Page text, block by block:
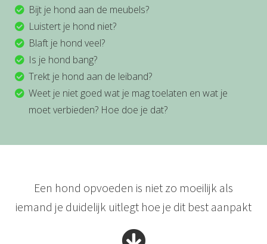
Bijt je hond aan de meubels?
Luistert je hond niet?
Blaft je hond veel?
Is je hond bang?
Trekt je hond aan de leiband?
Weet je niet goed wat je mag toelaten en wat je
moet verbieden? Hoe doe je dat?
Een hond opvoeden is niet zo moeilijk als
iemand je duidelijk uitlegt hoe je dit best aanpakt